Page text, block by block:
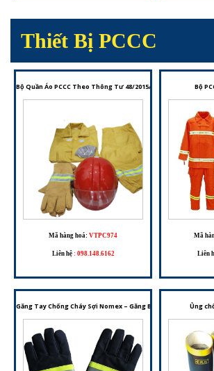
Thiết Bị PCCC
Bộ Quần Áo PCCC Theo Thông Tư 48/2015/TT-BCA – Trang
Mã hàng hoá: VTPC974
Liên hệ : 098.148.6162
Bộ
Mã
Liên
Găng Tay Chống Cháy Sợi Nomex – Găng Bảo Hộ Dành Cho
Ủng